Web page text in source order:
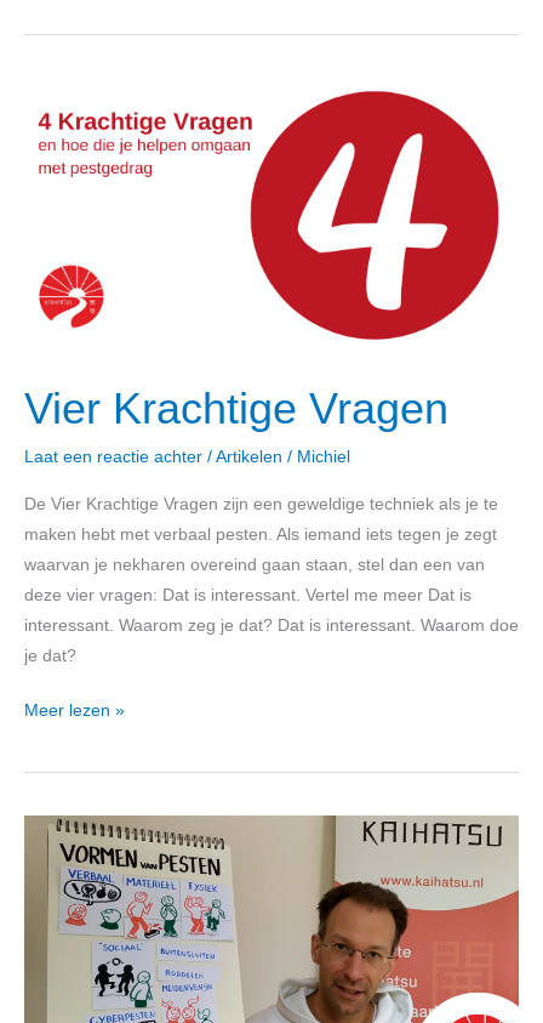
Vier Krachtige Vragen
Laat een reactie achter / Artikelen / Michiel
De Vier Krachtige Vragen zijn een geweldige techniek als je te
maken hebt met verbaal pesten. Als iemand iets tegen je zegt
waarvan je nekharen overeind gaan staan, stel dan een van
deze vier vragen: Dat is interessant. Vertel me meer Dat is
interessant. Waarom zeg je dat? Dat is interessant. Waarom doe
je dat?
Krachtige
Vragen
Meer lezen »
Vormen
pesten